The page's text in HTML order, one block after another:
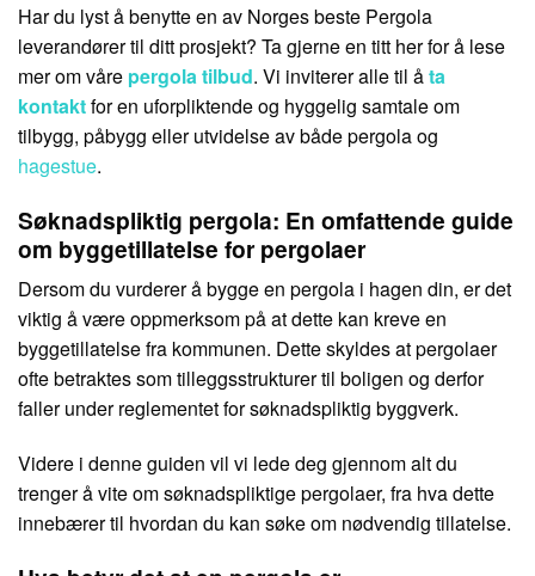
Har du lyst å benytte en av Norges beste Pergola
leverandører til ditt prosjekt? Ta gjerne en titt her for å lese
mer om våre pergola tilbud. Vi inviterer alle til åta
kontaktfor en uforpliktende og hyggelig samtale om
tilbygg, påbygg eller utvidelse av både pergola og
hagestue.
Søknadspliktig pergola: En omfattende guide
om byggetillatelse for pergolaer
Dersom du vurderer å bygge en pergola i hagen din, er det
viktig å være oppmerksom på at dette kan kreve en
byggetillatelse fra kommunen. Dette skyldes at pergolaer
ofte betraktes som tilleggsstrukturer til boligen og derfor
faller under reglementet for søknadspliktig byggverk.
Videre i denne guiden vil vi lede deg gjennom alt du
trenger å vite om søknadspliktige pergolaer, fra hva dette
innebærer til hvordan du kan søke om nødvendig tillatelse.